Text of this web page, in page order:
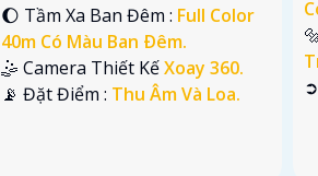
🌔 Tầm Xa Ban Đêm : Full Color
40m Có Màu Ban Ðêm.
🤹 Camera Thiết KếXoay 360.
️📡 Đặt Điểm : Thu Âm Và Loa.